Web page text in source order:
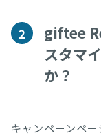
2
giftee
スタマ
か？
キャンペーンペ